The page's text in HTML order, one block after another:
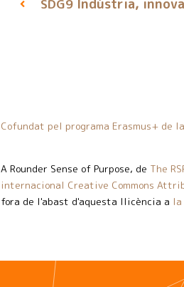
SDG9 Indústria,
Cofundat pel programa Erasmus+ de
A Rounder Sense of Purpose, de The
internacional Creative Commons
fora de l'abast d'aquesta llicència a